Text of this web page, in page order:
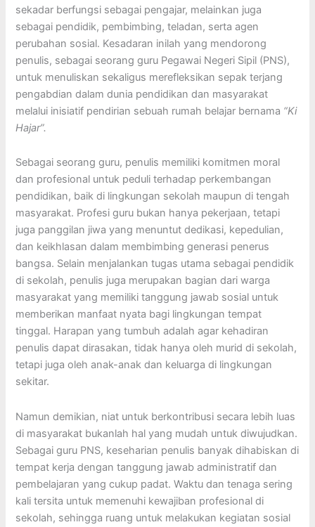
sekadar berfungsi sebagai pengajar, melainkan juga
sebagai pendidik, pembimbing, teladan, serta agen
perubahan sosial. Kesadaran inilah yang mendorong
penulis, sebagai seorang guru Pegawai Negeri Sipil (PNS),
untuk menuliskan sekaligus merefleksikan sepak terjang
pengabdian dalam dunia pendidikan dan masyarakat
melalui inisiatif pendirian sebuah rumah belajar bernama “Ki
Hajar”.
Sebagai seorang guru, penulis memiliki komitmen moral
dan profesional untuk peduli terhadap perkembangan
pendidikan, baik di lingkungan sekolah maupun di tengah
masyarakat. Profesi guru bukan hanya pekerjaan, tetapi
juga panggilan jiwa yang menuntut dedikasi, kepedulian,
dan keikhlasan dalam membimbing generasi penerus
bangsa. Selain menjalankan tugas utama sebagai pendidik
di sekolah, penulis juga merupakan bagian dari warga
masyarakat yang memiliki tanggung jawab sosial untuk
memberikan manfaat nyata bagi lingkungan tempat
tinggal. Harapan yang tumbuh adalah agar kehadiran
penulis dapat dirasakan, tidak hanya oleh murid di sekolah,
tetapi juga oleh anak-anak dan keluarga di lingkungan
sekitar.
Namun demikian, niat untuk berkontribusi secara lebih luas
di masyarakat bukanlah hal yang mudah untuk diwujudkan.
Sebagai guru PNS, keseharian penulis banyak dihabiskan di
tempat kerja dengan tanggung jawab administratif dan
pembelajaran yang cukup padat. Waktu dan tenaga sering
kali tersita untuk memenuhi kewajiban profesional di
sekolah, sehingga ruang untuk melakukan kegiatan sosial